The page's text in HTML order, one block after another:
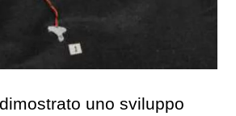
uno sviluppo